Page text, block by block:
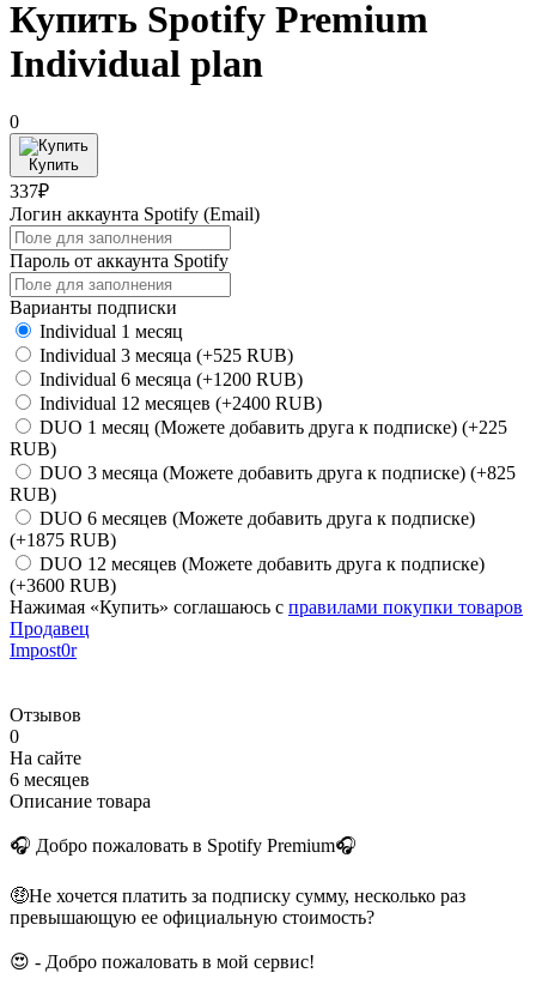
Купить Spotify Premium
Individual plan
0
Купить
337₽
Логин аккаунта Spotify (Email)
Пароль от аккаунта Spotify
Варианты подписки
Individual 1 месяц
Individual 3 месяца (+525 RUB)
Individual 6 месяца (+1200 RUB)
Individual 12 месяцев (+2400 RUB)
DUO 1 месяц (Можете добавить друга к подписке) (+225
RUB)
DUO 3 месяца (Можете добавить друга к подписке) (+825
RUB)
DUO 6 месяцев (Можете добавить друга к подписке)
(+1875 RUB)
DUO 12 месяцев (Можете добавить друга к подписке)
(+3600 RUB)
Нажимая «Купить» соглашаюсь с правилами покупки товаров
Продавец
Impost0r
Отзывов
0
На сайте
6 месяцев
Описание товара
🎧 Добро пожаловать в Spotify Premium🎧
🤑Не хочется платить за подписку сумму, несколько раз
превышающую ее официальную стоимость?
😍 - Добро пожаловать в мой сервис!